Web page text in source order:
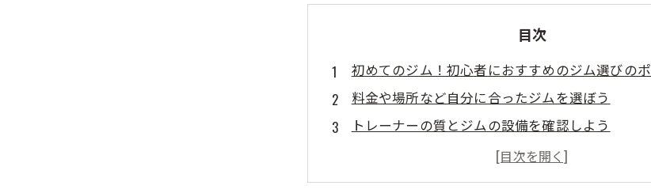
目次
初めてのジム！初心者におすすめのジム選びの
料金や場所など自分に合ったジムを選ぼう
トレーナーの質とジムの設備を確認しよう
ジムの雰囲気を感じて見てみよう
初心者にも優しいジムを選ぼう